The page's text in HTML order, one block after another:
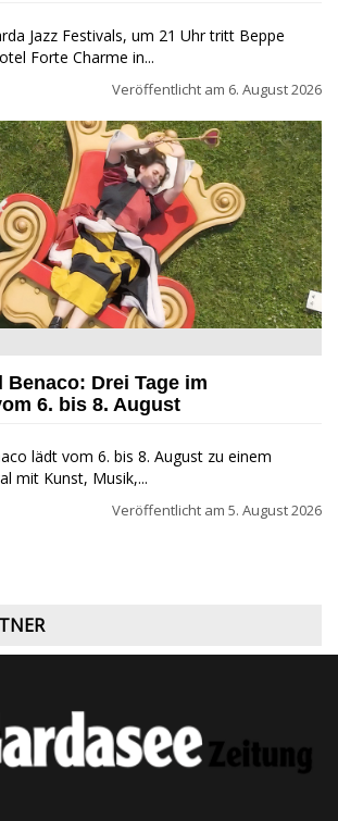
Jazz Festivals, um 21 Uhr tritt Beppe
Forte Charme in...
Veröffentlicht am 6. August 2026
Drei Tage im Wunderland
Benaco: Drei Tage im
6. bis 8. August
lädt vom 6. bis 8. August zu einem
mit Kunst, Musik,...
Veröffentlicht am 5. August 2026